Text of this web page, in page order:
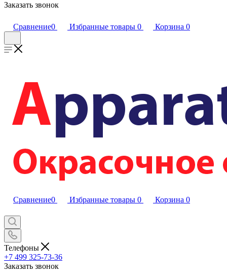
Заказать звонок
Сравнение0 Избранные товары 0 Корзина 0
Сравнение0 Избранные товары 0 Корзина 0
Телефоны
+7 499 325-73-36
Заказать звонок